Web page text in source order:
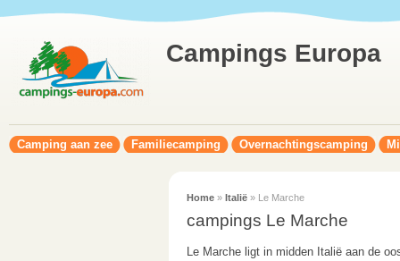
Campings Europa
Camping aan zee Familiecamping Overnachtingscamping
Home» Italië» Le Marche
campings Le Marche
Le Marche ligt in midden Italië aan de